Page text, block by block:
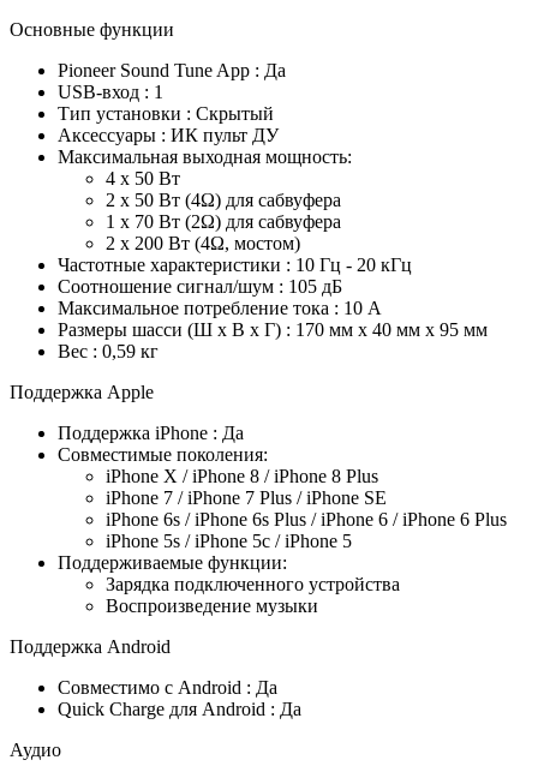
Основные функции
Pioneer Sound Tune App : Да
USB-вход : 1
Тип установки : Скрытый
Аксессуары : ИК пульт ДУ
Максимальная выходная мощность:
4 x 50 Вт
2 x 50 Вт (4Ω) для сабвуфера
1 x 70 Вт (2Ω) для сабвуфера
2 x 200 Вт (4Ω, мостом)
Частотные характеристики : 10 Гц - 20 кГц
Соотношение сигнал/шум : 105 дБ
Максимальное потребление тока : 10 А
Размеры шасси (Ш x В x Г) : 170 мм x 40 мм x 95 мм
Вес : 0,59 кг
Поддержка Apple
Поддержка iPhone : Да
Совместимые поколения:
iPhone X / iPhone 8 / iPhone 8 Plus
iPhone 7 / iPhone 7 Plus / iPhone SE
iPhone 6s / iPhone 6s Plus / iPhone 6 / iPhone 6 Plus
iPhone 5s / iPhone 5c / iPhone 5
Поддерживаемые функции:
Зарядка подключенного устройства
Воспроизведение музыки
Поддержка Android
Совместимо с Android : Да
Quick Charge для Android : Да
Аудио